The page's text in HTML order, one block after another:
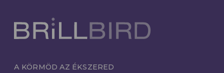
A KÖRMÖD AZ ÉKSZERED